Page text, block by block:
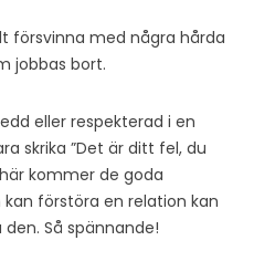
försvinna med några hårda
jobbas bort.
eller respekterad i en
skrika ”Det är ditt fel, du
kommer de goda
förstöra en relation kan
Så spännande!